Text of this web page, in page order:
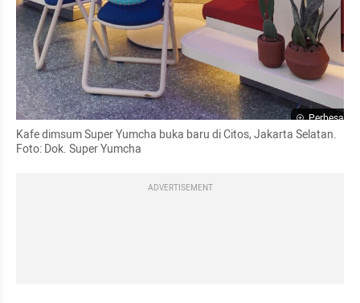
Perbesar
Kafe dimsum Super Yumcha buka baru di Citos, Jakarta Selatan.
Foto: Dok. Super Yumcha
ADVERTISEMENT